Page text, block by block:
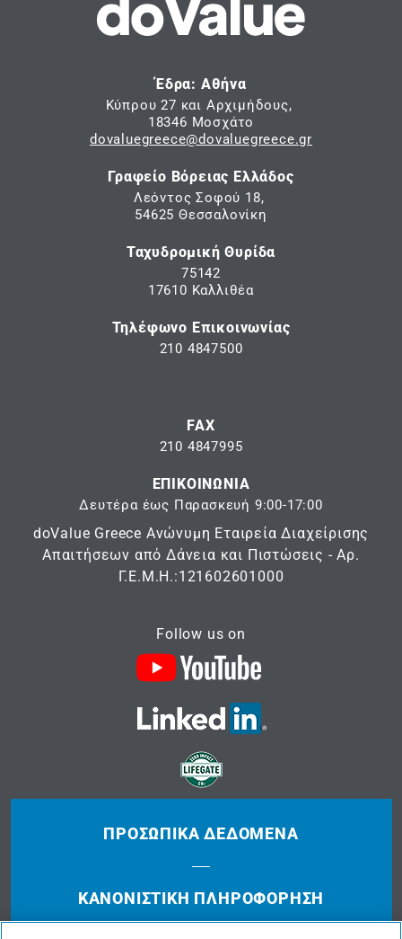
Έδρα: Αθήνα
Κύπρου 27 και Αρχιμήδους,
18346 Μοσχάτο
dovaluegreece@dovaluegreece.gr
Γραφείο Βόρειας Ελλάδος
Λεόντος Σοφού 18,
54625 Θεσσαλονίκη
Ταχυδρομική Θυρίδα
75142
17610 Καλλιθέα
Τηλέφωνο Επικοινωνίας
210 4847500
FAX
210 4847995
ΕΠΙΚΟΙΝΩΝΙΑ
Δευτέρα έως Παρασκευή 9:00-17:00
doValue Greece Ανώνυμη Εταιρεία Διαχείρισης
Απαιτήσεων από Δάνεια και Πιστώσεις - Αρ.
Γ.Ε.Μ.Η.:121602601000
Follow us on
ΠΡΟΣΩΠΙΚΆ ΔΕΔΟΜΈΝΑ
ΚΑΝΟΝΙΣΤΙΚΉ ΠΛΗΡΟΦΌΡΗΣΗ